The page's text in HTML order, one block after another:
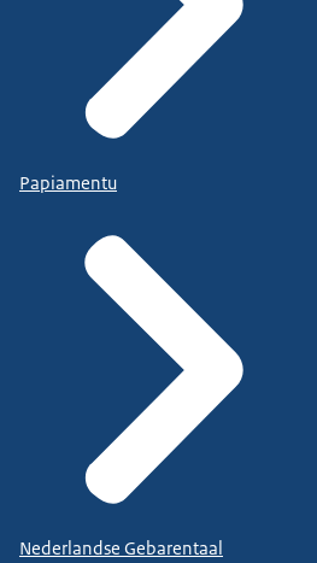
Papiamentu
Nederlandse Gebarentaal